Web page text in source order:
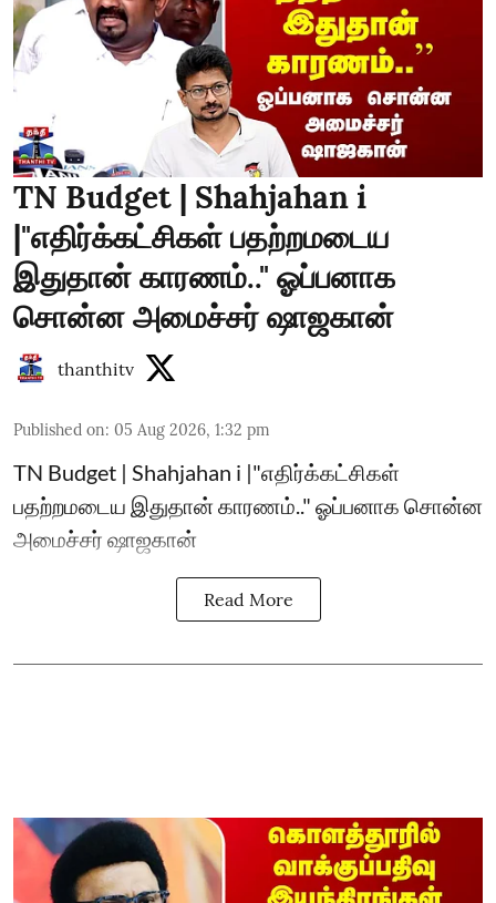
TN Budget | Shahjahan i
|"எதிர்க்கட்சிகள் பதற்றமடைய
இதுதான் காரணம்.." ஓப்பனாக
சொன்ன அமைச்சர் ஷாஜகான்
thanthitv
Published on: 05 Aug 2026, 1:32 pm
TN Budget | Shahjahan i |"எதிர்க்கட்சிகள்
பதற்றமடைய இதுதான் காரணம்.." ஓப்பனாக சொன்ன
அமைச்சர் ஷாஜகான்
Read More